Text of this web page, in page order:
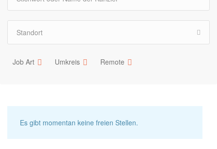
Job Art Umkreis Remote
Es gibt momentan keine freien Stellen.